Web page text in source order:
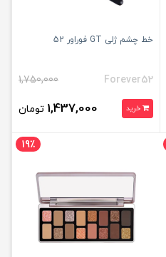
خط چشم ژلی GT فوراور 52
Forever52
1,750,000
خرید 1,437,000 تومان
19٪